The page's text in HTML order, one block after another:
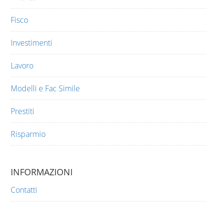
Fisco
Investimenti
Lavoro
Modelli e Fac Simile
Prestiti
Risparmio
INFORMAZIONI
Contatti